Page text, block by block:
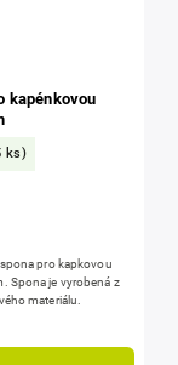
kapénkovou
ks)
pro kapkovou
Spona je vyrobená z
materiálu.